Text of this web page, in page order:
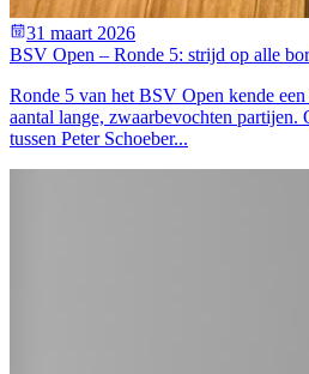
31 maart 2026
BSV Open – Ronde 5: strijd op alle
Ronde 5 van het BSV Open kende
aantal lange, zwaarbevochten partijen.
tussen Peter Schoeber...